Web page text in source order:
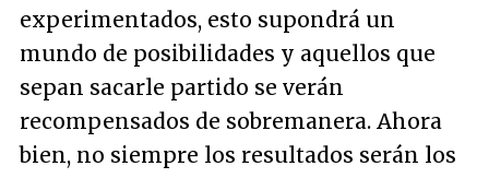
experimentados, esto supondrá un
mundo de posibilidades y aquellos que
sepan sacarle partido se verán
recompensados de sobremanera. Ahora
bien, no siempre los resultados serán los